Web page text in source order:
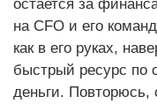
остается за
на CFO и его
как в его руках,
быстрый ресурс по
деньги. Повторюсь,